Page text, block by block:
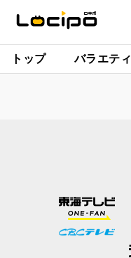
トップ バラエティ